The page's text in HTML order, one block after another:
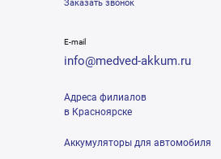
Заказать звонок
E-mail
info@medved-akkum.ru
Адреса филиалов
в Красноярске
Аккумуляторы для автомобиля